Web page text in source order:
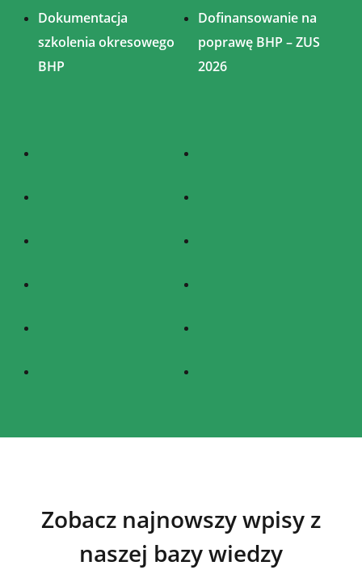
Dokumentacja
szkolenia okresowego
BHP
Dofinansowanie na
poprawę BHP – ZUS
2026
Zobacz najnowszy wpisy z
naszej bazy wiedzy